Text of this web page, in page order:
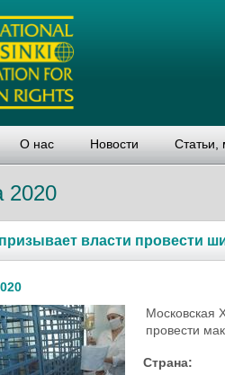
О нас Новости Статьи,
2020
власти провести
Московская
провести
Страна: